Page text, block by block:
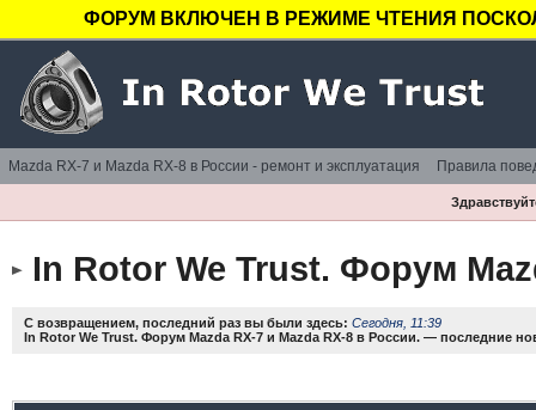
ФОРУМ ВКЛЮЧЕН В РЕЖИМЕ ЧТЕНИЯ
Mazda RX-7 и Mazda RX-8 в России - ремонт и эксплуатация Правила
In Rotor We Trust. Форум
С возвращением, последний раз вы были здесь: Сегодня, 11:39
In Rotor We Trust. Форум Mazda RX-7 и Mazda RX-8 в России. — последние